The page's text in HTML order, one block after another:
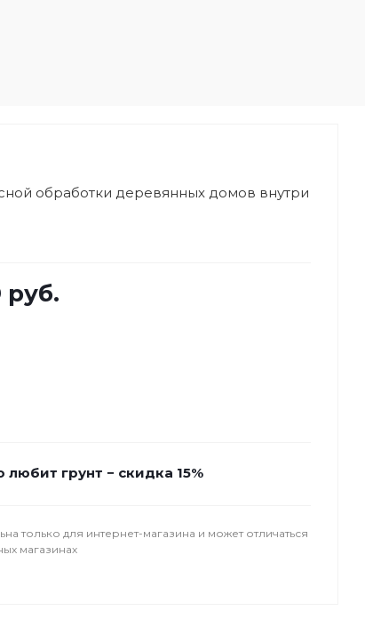
обработки деревянных домов внутри
руб.
любит грунт − скидка 15%
только для интернет-магазина и может отличаться
магазинах